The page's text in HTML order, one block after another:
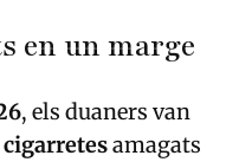
en un marge
, els duaners van
cigarretesamagats